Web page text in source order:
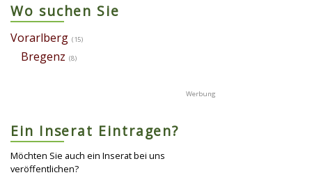
Wo suchen Sie
Vorarlberg (15)
Bregenz (8)
Ein Inserat Eintragen?
Möchten Sie auch ein Inserat bei uns
veröffentlichen?